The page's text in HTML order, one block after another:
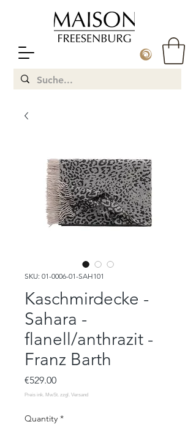
SKU: 01-0006-01-SAH101
Kaschmirdecke -
Sahara -
flanell/anthrazit -
Franz Barth
€529.00Price
Quantity *